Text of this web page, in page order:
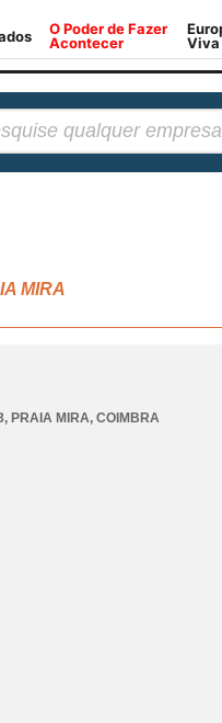
MIRA
, PRAIA MIRA, COIMBRA